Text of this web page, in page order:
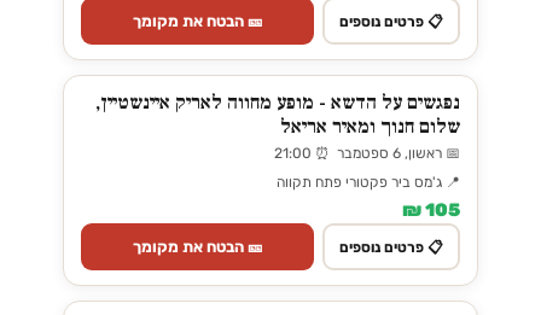
📋 פרטים נוספים 🎫 הבטח את מקומך
נפגשים על הדשא - מופע מחווה לאריק איינשטיין,
שלום חנוך ומאיר אריאל
📅 ראשון, 6 ספטמבר ⏰ 21:00
📍 ג'מס ביר פקטורי פתח תקווה
105 ₪
📋 פרטים נוספים 🎫 הבטח את מקומך